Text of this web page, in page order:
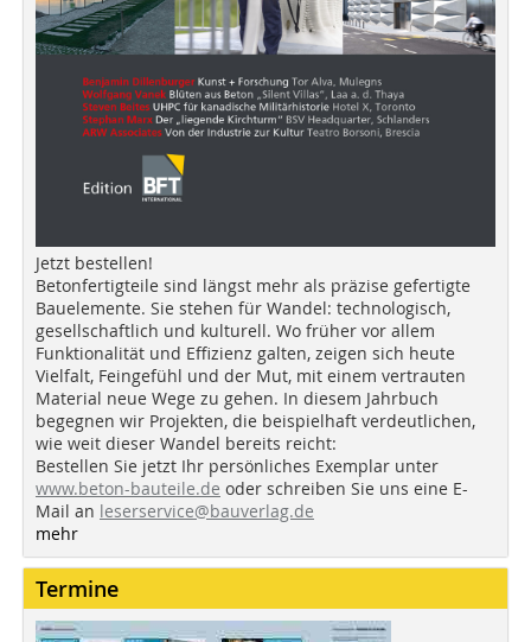
Jetzt bestellen!
Betonfertigteile sind längst mehr als präzise gefertigte
Bauelemente. Sie stehen für Wandel: technologisch,
gesellschaftlich und kulturell. Wo früher vor allem
Funktionalität und Effizienz galten, zeigen sich heute
Vielfalt, Feingefühl und der Mut, mit einem vertrauten
Material neue Wege zu gehen. In diesem Jahrbuch
begegnen wir Projekten, die beispielhaft verdeutlichen,
wie weit dieser Wandel bereits reicht:
Bestellen Sie jetzt Ihr persönliches Exemplar unter
www.beton-bauteile.de oder schreiben Sie uns eine E-
Mail an leserservice@bauverlag.de
mehr
Termine